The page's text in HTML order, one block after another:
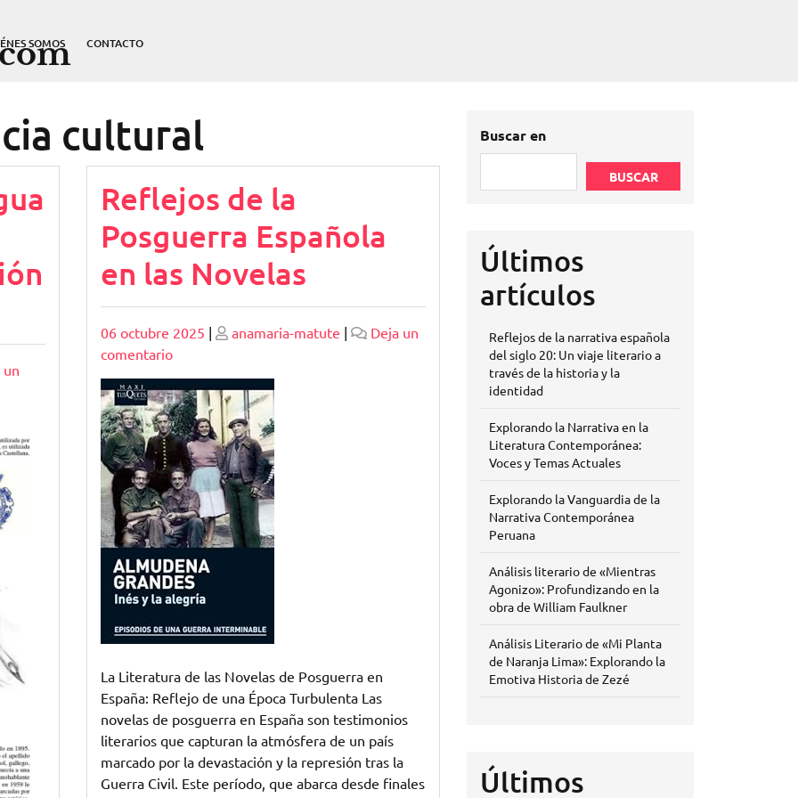
SOMOS CONTACTO
cultural
un
Reflejos de la
Posguerra Española
en las Novelas
Publicado
06 octubre 2025 | Publicado
anamaria-matute |
Deja un
comentarioen
Reflejos
de
la
Posguerra
Española
en
las
Novelas
La Literatura de las Novelas de Posguerra en
España: Reflejo de una Época Turbulenta Las
novelas de posguerra en España son testimonios
literarios que capturan la atmósfera de un país
marcado por la devastación y la represión tras la
Guerra Civil. Este período, que abarca desde finales
Buscar en
BUSCAR
Últimos
artículos
Reflejos de la narrativa española
del siglo 20: Un viaje literario a
través de la historia y la
identidad
Explorando la Narrativa en la
Literatura Contemporánea:
Voces y Temas Actuales
Explorando la Vanguardia de la
Narrativa Contemporánea
Peruana
Análisis literario de «Mientras
Agonizo»: Profundizando en la
obra de William Faulkner
Análisis Literario de «Mi Planta
de Naranja Lima»: Explorando la
Emotiva Historia de Zezé
Últimos